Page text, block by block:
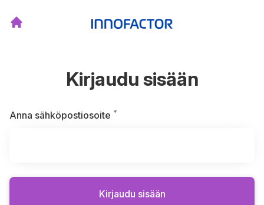
Kirjaudu sisään
Anna sähköpostiosoite *
Kirjaudu sisään